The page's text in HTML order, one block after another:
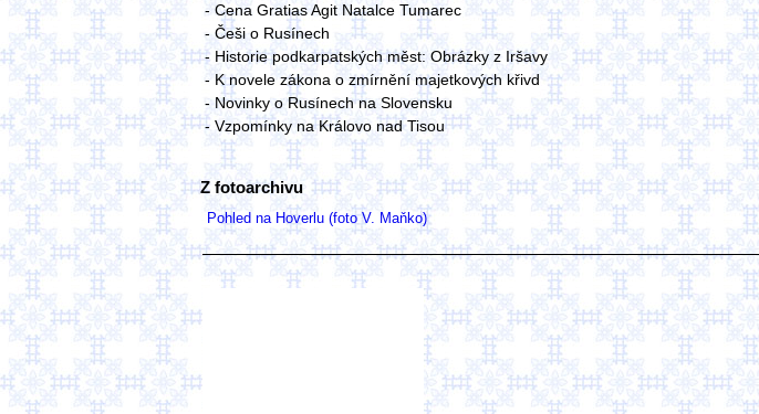
- Cena Gratias Agit Natalce Tumarec
- Češi o Rusínech
- Historie podkarpatských měst: Obrázky z Iršavy
- K novele zákona o zmírnění majetkových křivd
- Novinky o Rusínech na Slovensku
- Vzpomínky na Královo nad Tisou
Z fotoarchivu
Pohled na Hoverlu (foto V. Maňko)